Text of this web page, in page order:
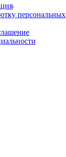
персональных